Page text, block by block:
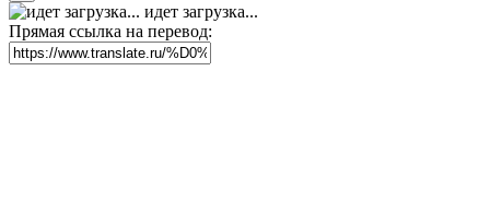
идет загрузка...
Прямая ссылка на перевод: